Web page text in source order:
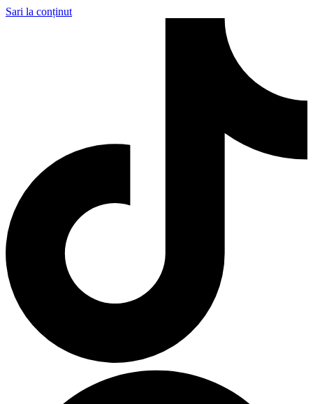
Sari la conținut